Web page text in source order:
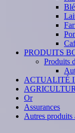
Blé
PRODUITS
Produits
ACTUALITÉ
Or
Assurances
Autres produits